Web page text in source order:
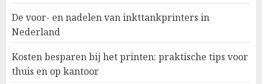
De voor- en nadelen van inkttankprinters in
Nederland
Kosten besparen bij het printen: praktische tips voor
thuis en op kantoor